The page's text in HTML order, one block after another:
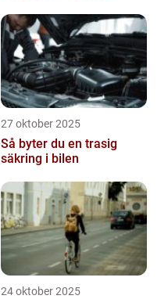
27 oktober 2025
Så byter du en trasig
säkring i bilen
24 oktober 2025